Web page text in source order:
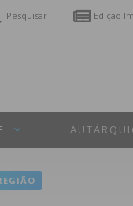
Pesquisar Edição